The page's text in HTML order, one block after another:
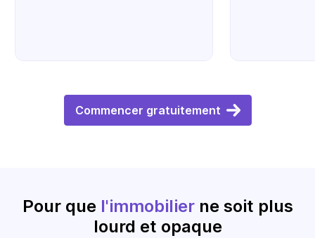
Commencer gratuitement
Pour que l'immobilierne soit plus
lourd et opaque